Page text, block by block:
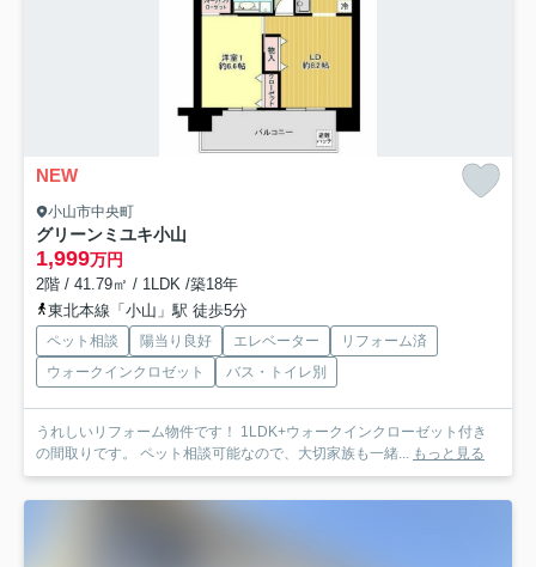
NEW
小山市中央町
グリーンミユキ小山
1,999万円
2階 / 41.79㎡ / 1LDK /築18年
東北本線「小山」駅 徒歩5分
ペット相談 陽当り良好 エレベーター
リフォーム済
ウォークインクロゼット
バス・トイレ別
うれしいリフォーム物件です！ 1LDK+ウォークインクローゼット付き
の間取りです。 ペット相談可能なので、大切家族も一緒... もっと見る